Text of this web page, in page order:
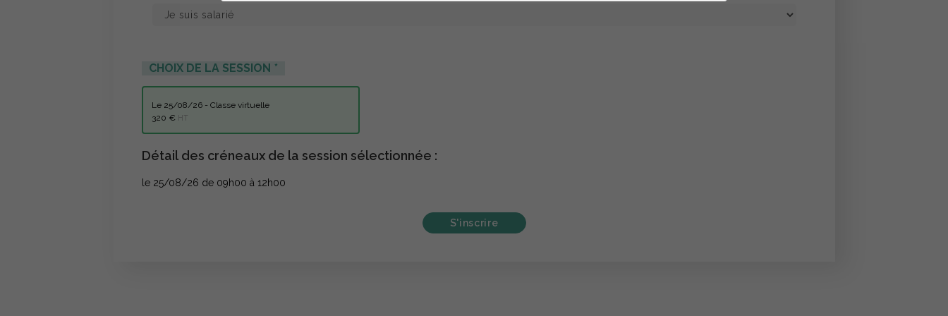
CHOIX DE LA SESSION
le 25/08/26 - Classe virtuelle
320 € HT
Détail des créneaux de la session sélectionnée :
le 25/08/26 de 09h00 à 12h00
S'inscrire